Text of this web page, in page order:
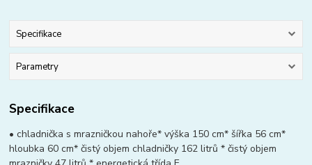
Specifikace
Parametry
Specifikace
• chladnička s mrazničkou nahoře* výška 150 cm* šířka 56 cm*
hloubka 60 cm* čistý objem chladničky 162 litrů * čistý objem